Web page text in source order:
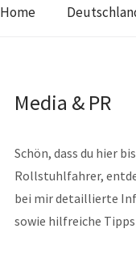
Home
Media & PR
Schön, dass du hier
Rollstuhlfahrer,
bei mir detaillierte
sowie hilfreiche